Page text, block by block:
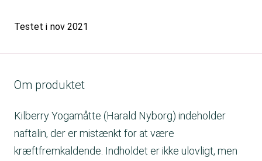
Testet i nov 2021
Om produktet
Kilberry Yogamåtte (Harald Nyborg) indeholder
naftalin, der er mistænkt for at være
kræftfremkaldende. Indholdet er ikke ulovligt, men